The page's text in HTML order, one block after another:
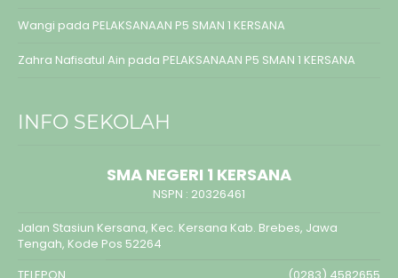
Wangi pada PELAKSANAAN P5 SMAN 1 KERSANA
Zahra Nafisatul Ain pada PELAKSANAAN P5 SMAN 1 KERSANA
INFO SEKOLAH
SMA NEGERI 1 KERSANA
NSPN : 20326461
Jalan Stasiun Kersana, Kec. Kersana Kab. Brebes, Jawa
Tengah, Kode Pos 52264